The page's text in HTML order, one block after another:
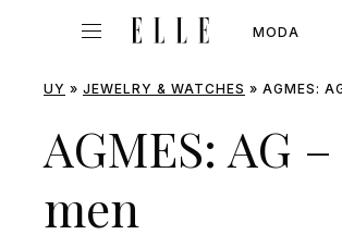
MODA
UY » JEWELRY & WATCHES » AGMES:
AGMES: AG
men